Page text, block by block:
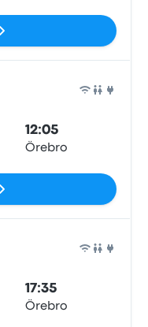
12:05
Örebro
17:35
Örebro